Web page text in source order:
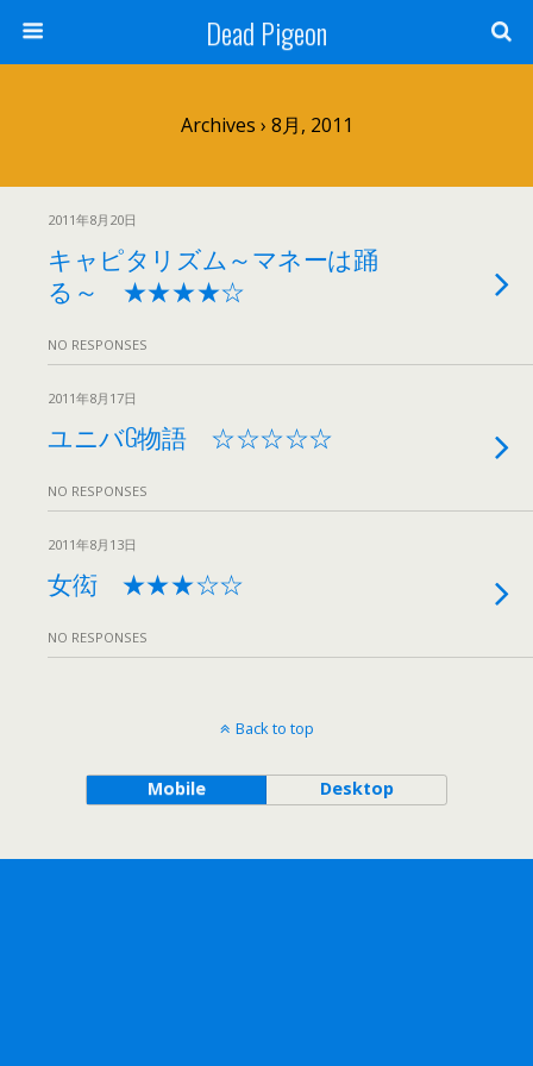
Dead Pigeon
Archives › 8月, 2011
2011年8月20日
キャピタリズム～マネーは踊
る～ ★★★★☆
NO RESPONSES
2011年8月17日
ユニバG物語 ☆☆☆☆☆
NO RESPONSES
2011年8月13日
女衒 ★★★☆☆
NO RESPONSES
Back to top
Mobile Desktop